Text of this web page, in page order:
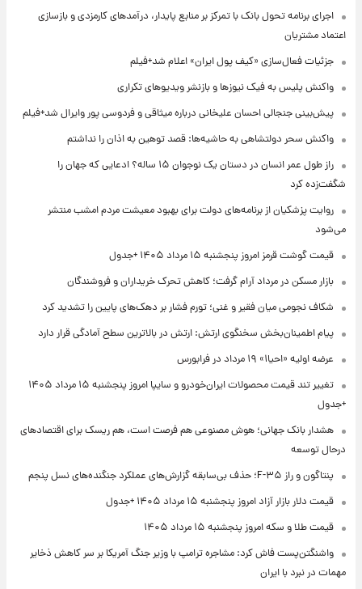
اجرای برنامه تحول بانک با تمرکز بر منابع پایدار، درآمدهای کارمزدی و بازسازی
اعتماد مشتریان
جزئیات فعال‌سازی «کیف پول ایران» اعلام شد+فیلم
واکنش پلیس به فیک نیوزها و بازنشر ویدیوهای تکراری
پیش‌بینی جنجالی احسان علیخانی درباره میثاقی و فردوسی پور وایرال شد+فیلم
واکنش سحر دولتشاهی به حاشیه‌ها: قصد توهین به اذان را نداشتم
راز طول عمر انسان در دستان یک نوجوان ۱۵ ساله؟ ادعایی که جهان را
شگفت‌زده کرد
روایت پزشکیان از برنامه‌های دولت برای بهبود معیشت مردم امشب منتشر
می‌شود
قیمت گوشت قرمز امروز پنجشنبه ۱۵ مرداد ۱۴۰۵ +جدول
بازار مسکن در مرداد آرام گرفت؛ کاهش تحرک خریداران و فروشندگان
شکاف نجومی میان فقیر و غنی؛ تورم فشار بر دهک‌های پایین را تشدید کرد
پیام اطمینان‌بخش سخنگوی ارتش: ارتش در بالاترین سطح آمادگی قرار دارد
عرضه اولیه «احیا۱» ۱۹ مرداد در فرابورس
تغییر تند قیمت محصولات ایران‌خودرو و سایپا امروز پنجشنبه ۱۵ مرداد ۱۴۰۵
+جدول
هشدار بانک جهانی؛ هوش مصنوعی هم فرصت است، هم ریسک برای اقتصادهای
درحال توسعه
پنتاگون و راز F-۳۵؛ حذف بی‌سابقه گزارش‌های عملکرد جنگنده‌های نسل پنجم
قیمت دلار بازار آزاد امروز پنجشنبه ۱۵ مرداد ۱۴۰۵ +جدول
قیمت طلا و سکه امروز پنجشنبه ۱۵ مرداد ۱۴۰۵
واشنگتن‌پست فاش کرد: مشاجره ترامپ با وزیر جنگ آمریکا بر سر کاهش ذخایر
مهمات در نبرد با ایران